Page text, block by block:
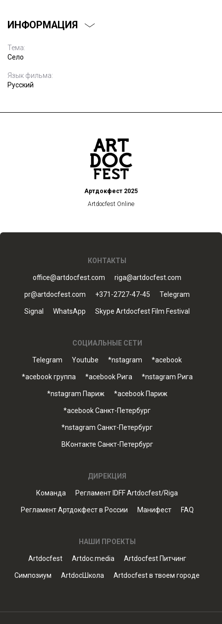
ИНФОРМАЦИЯ
Тема:
Село
Язык фильма:
Русский
Артдокфест 2025
Artdocfest Online
КОНТАКТЫ
office@artdocfest.com riga@artdocfest.com
pr@artdocfest.com +371-2727-47-45 Telegram
Signal WhatsApp Skype Artdocfest Film Festival
СОЦИАЛЬНЫЕ СЕТИ
Telegram Youtube *nstagram *acebook
*acebook группа *acebook Рига *nstagram Рига
*nstagram Париж *acebook Париж
*acebook Санкт-Петербург
*nstagram Санкт-Петербург
ВКонтакте Санкт-Петербург
ДИРЕКЦИЯ
Команда Регламент IDFF Artdocfest/Riga
Регламент Артдокфест в России Манифест FAQ
НАШИ ПРОЕКТЫ
Artdocfest Artdoc.media Artdocfest Питчинг
Симпозиум ArtdocШкола Artdocfest в твоем городе